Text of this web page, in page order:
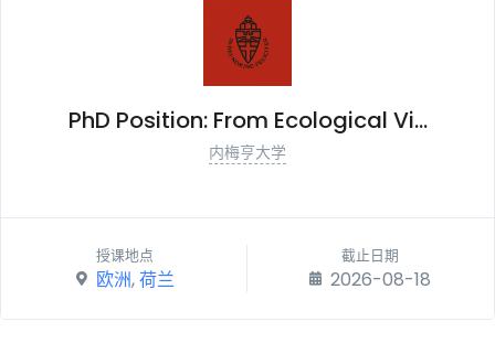
PhD Position: From Ecological Vi...
内梅亨大学
授课地点
欧洲,荷兰
截止日期
2026-08-18